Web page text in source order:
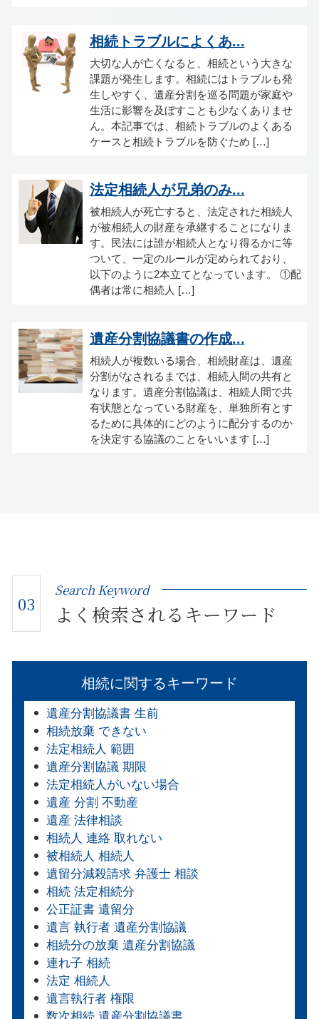
相続トラブルによくあ...
大切な人が亡くなると、相続という大きな
課題が発生します。相続にはトラブルも発
生しやすく、遺産分割を巡る問題が家庭や
生活に影響を及ぼすことも少なくありませ
ん。本記事では、相続トラブルのよくある
ケースと相続トラブルを防ぐため […]
法定相続人が兄弟のみ...
被相続人が死亡すると、法定された相続人
が被相続人の財産を承継することになりま
す。民法には誰が相続人となり得るかに等
ついて、一定のルールが定められており、
以下のように2本立てとなっています。 ①配
偶者は常に相続人 […]
遺産分割協議書の作成...
相続人が複数いる場合、相続財産は、遺産
分割がなされるまでは、相続人間の共有と
なります。遺産分割協議は、相続人間で共
有状態となっている財産を、単独所有とす
るために具体的にどのように配分するのか
を決定する協議のことをいいます […]
03
Search Keyword
よく検索されるキーワード
相続に関するキーワード
遺産分割協議書 生前
相続放棄 できない
法定相続人 範囲
遺産分割協議 期限
法定相続人がいない場合
遺産 分割 不動産
遺産 法律相談
相続人 連絡 取れない
被相続人 相続人
遺留分減殺請求 弁護士 相談
相続 法定相続分
公正証書 遺留分
遺言 執行者 遺産分割協議
相続分の放棄 遺産分割協議
連れ子 相続
法定 相続人
遺言執行者 権限